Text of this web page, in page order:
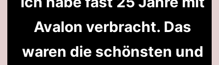
Avalon verbracht. Das
waren die schönsten und